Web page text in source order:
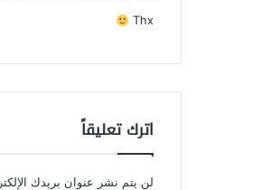
ل
Thx
اترك تعليقاً
لن يتم نشر عنوان بريدك